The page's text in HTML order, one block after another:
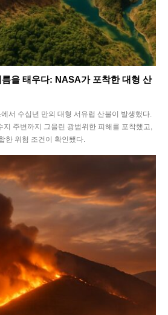
을 태우다: NASA가 포착한 대형 산
서 수십년 만의 대형 서유럽 산불이 발생했다.
지 주변까지 그을린 광범위한 피해를 포착했고,
한 위험 조건이 확인됐다.